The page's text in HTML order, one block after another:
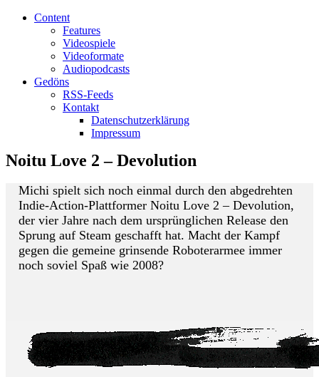
Content
Features
Videospiele
Videoformate
Audiopodcasts
Gedöns
RSS-Feeds
Kontakt
Datenschutzerklärung
Impressum
Noitu Love 2 – Devolution
Michi spielt sich noch einmal durch den abgedrehten
Indie-Action-Plattformer Noitu Love 2 – Devolution,
der vier Jahre nach dem ursprünglichen Release den
Sprung auf Steam geschafft hat. Macht der Kampf
gegen die gemeine grinsende Roboterarmee immer
noch soviel Spaß wie 2008?